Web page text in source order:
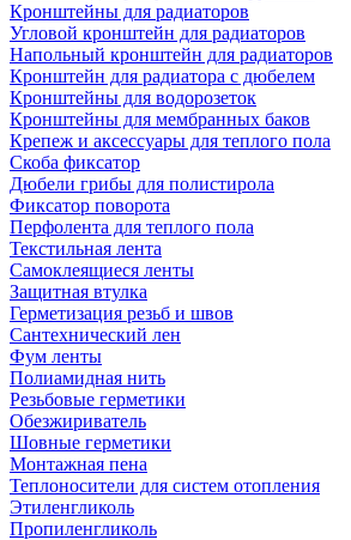
Кронштейны для радиаторов
Угловой кронштейн для радиаторов
Напольный кронштейн для радиаторов
Кронштейн для радиатора с дюбелем
Кронштейны для водорозеток
Кронштейны для мембранных баков
Крепеж и аксессуары для теплого пола
Скоба фиксатор
Дюбели грибы для полистирола
Фиксатор поворота
Перфолента для теплого пола
Текстильная лента
Самоклеящиеся ленты
Защитная втулка
Герметизация резьб и швов
Сантехнический лен
Фум ленты
Полиамидная нить
Резьбовые герметики
Обезжириватель
Шовные герметики
Монтажная пена
Теплоносители для систем отопления
Этиленгликоль
Пропиленгликоль